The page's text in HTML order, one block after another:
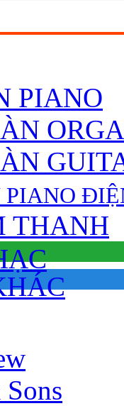
PIANO
THANH